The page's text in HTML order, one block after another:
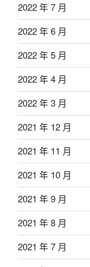
2022 年 7 月
2022 年 6 月
2022 年 5 月
2022 年 4 月
2022 年 3 月
2021 年 12 月
2021 年 11 月
2021 年 10 月
2021 年 9 月
2021 年 8 月
2021 年 7 月